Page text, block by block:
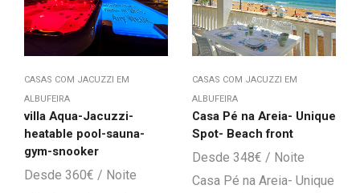
CASAS COM JACUZZI EM
ALBUFEIRA
villa Aqua-Jacuzzi-
heatable pool-sauna-
gym-snooker
360€
CASAS COM JACUZZI EM
ALBUFEIRA
Casa Pé na Areia- Unique
Spot- Beach front
348€
Casa Pé na Areia- Unique